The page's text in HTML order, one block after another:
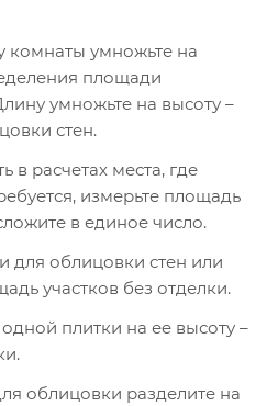
комнаты умножьте на
площади
умножьте на высоту –
стен.
в расчетах места, где
измерьте площадь
в единое число.
облицовки стен или
участков без отделки.
плитки на ее высоту –
облицовки разделите на